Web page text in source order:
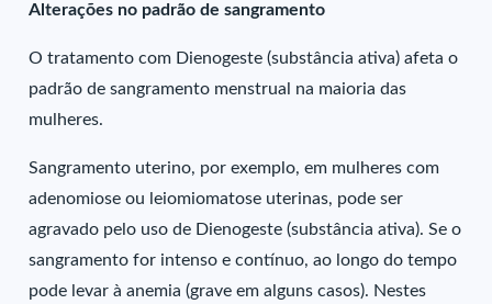
Alterações no padrão de sangramento
O tratamento com Dienogeste (substância ativa) afeta o
padrão de sangramento menstrual na maioria das
mulheres.
Sangramento uterino, por exemplo, em mulheres com
adenomiose ou leiomiomatose uterinas, pode ser
agravado pelo uso de Dienogeste (substância ativa). Se o
sangramento for intenso e contínuo, ao longo do tempo
pode levar à anemia (grave em alguns casos). Nestes